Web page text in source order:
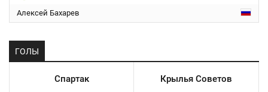
Алексей Бахарев
ГОЛЫ
Спартак Крылья Советов